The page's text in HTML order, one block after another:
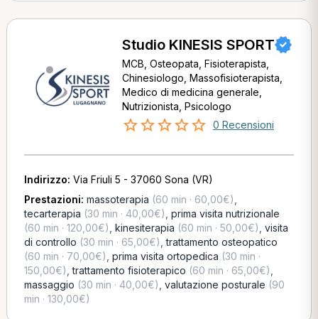
Studio KINESIS SPORT
MCB, Osteopata, Fisioterapista,
Chinesiologo, Massofisioterapista,
Medico di medicina generale,
Nutrizionista, Psicologo
0 Recensioni
Indirizzo: Via Friuli 5 - 37060 Sona (VR)
Prestazioni: massoterapia (60 min · 60,00€)
tecarterapia (30 min · 40,00€) prima visita nutrizionale
(60 min · 120,00€) kinesiterapia (60 min · 50,00€) visita
di controllo (30 min · 65,00€) ,trattamento osteopatico
(60 min · 70,00€) prima visita ortopedica (30 min ·
150,00€) ,trattamento fisioterapico (60 min · 65,00€)
massaggio (30 min · 40,00€) valutazione posturale (90
min · 130,00€)